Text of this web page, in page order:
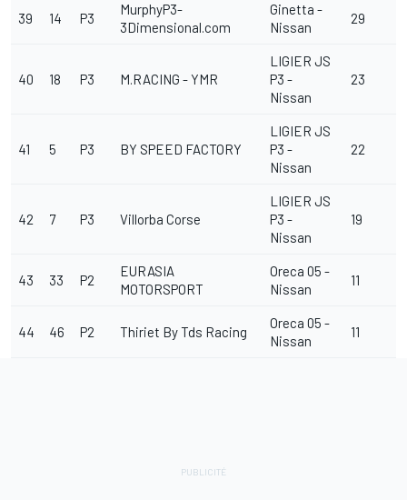
39 14 P3
MurphyP3-
3Dimensional.com
Ginetta -
Nissan
29
40 18 P3 M.RACING - YMR
LIGIER JS
P3 -
Nissan
23
41 5 P3 BY SPEED FACTORY
LIGIER JS
P3 -
Nissan
22
42 7 P3 Villorba Corse
LIGIER JS
P3 -
Nissan
19
43 33 P2
EURASIA
MOTORSPORT
Oreca 05 -
Nissan
11
44 46 P2 Thiriet By Tds Racing
Oreca 05 -
Nissan
11